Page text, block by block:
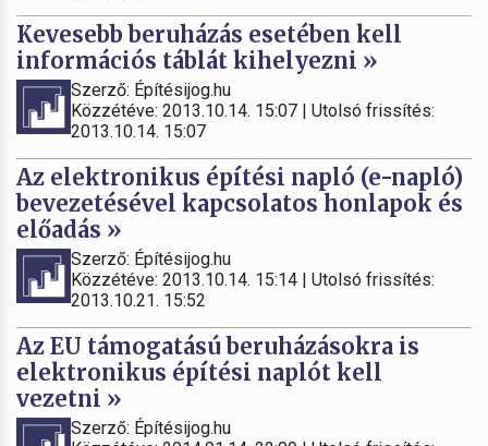
Kevesebb beruházás esetében kell
információs táblát kihelyezni »
Szerző: Építésijog.hu
Közzétéve: 2013.10.14. 15:07 | Utolsó frissítés:
2013.10.14. 15:07
Az elektronikus építési napló (e-napló)
bevezetésével kapcsolatos honlapok és
előadás »
Szerző: Építésijog.hu
Közzétéve: 2013.10.14. 15:14 | Utolsó frissítés:
2013.10.21. 15:52
Az EU támogatású beruházásokra is
elektronikus építési naplót kell
vezetni »
Szerző: Építésijog.hu